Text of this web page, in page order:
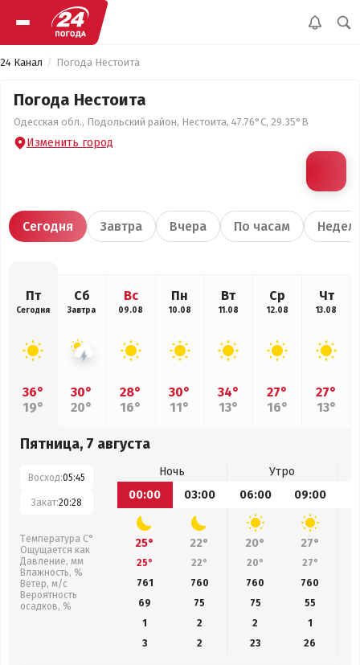
24 Канал Погода Нестоита
Погода Нестоита
Одесская обл., Подольский район, Нестоита, 47.76°С, 29.35°В
Изменить город
Сегодня Завтра Вчера По часам
Пт
Сегодня
36°
19°
Сб
Завтра
30°
20°
Вс
09.08
28°
16°
Пн
10.08
30°
11°
Вт
11.08
34°
13°
Ср
12.08
27°
16°
Чт
13.08
27°
13°
Пятница, 7 августа
Восход:05:45
Закат:20:28
Температура С°
Ощущается как
Давление, мм
Влажность, %
Ветер, м/с
Вероятность
осадков, %
Ночь
Утро
00:00
03:00 06:00 09:00
25° 22° 20° 27°
25° 22° 20° 27°
761
760 760 760
69
75 75 55
1
2 2
1
3
2 23 26